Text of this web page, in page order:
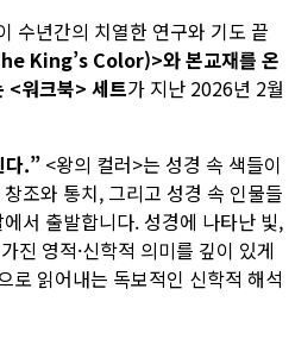
수년간의 치열한 연구와 기도 끝
King’s Color)>와 본교재를 온
<워크북> 세트가 지난 2026년 2월
다.” <왕의 컬러>는 성경 속 색들이
조와 통치, 그리고 성경 속 인물들
서 출발합니다. 성경에 나타난 빛,
진 영적·신학적 의미를 깊이 있게
로 읽어내는 독보적인 신학적 해석